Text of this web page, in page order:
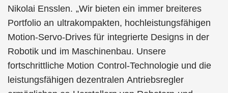
Nikolai Ensslen. „Wir bieten ein immer breiteres
Portfolio an ultrakompakten, hochleistungsfähigen
Motion-Servo-Drives für integrierte Designs in der
Robotik und im Maschinenbau. Unsere
fortschrittliche Motion Control-Technologie und die
leistungsfähigen dezentralen Antriebsregler